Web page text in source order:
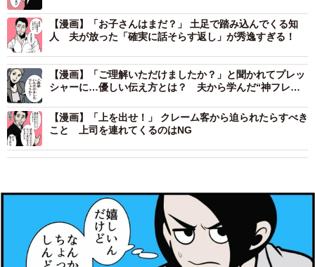
【漫画】「お子さんはまだ？」 土足で踏み込んでくる知
人 夫が放った「確実に話そらす返し」が秀逸すぎる！
【漫画】「ご理解いただけましたか？」と聞かれてプレッ
シャーに…優しい伝え方とは？ 夫から学んだ“神フレー
【漫画】「上を出せ！」 クレーム客から迫られたらすべき
こと 上司を連れてくるのはNG